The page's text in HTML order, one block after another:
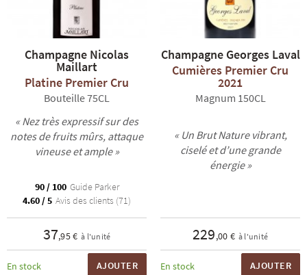
NOS COFFRETS DÉCOUVERTES NOS MEILLEURES VENTES NOS
Champagne Nicolas
Maillart
Platine Premier Cru
Bouteille 75CL
« Nez très expressif sur des
notes de fruits mûrs, attaque
vineuse et ample »
90 / 100 Guide Parker
4.60 / 5 Avis des clients (71)
37,95 € à l'unité
En stock AJOUTER
Champagne Georges Laval
Cumières Premier Cru
2021
Magnum 150CL
« Un Brut Nature vibrant,
ciselé et d’une grande
énergie »
229,00 € à l'unité
En stock AJOUTER